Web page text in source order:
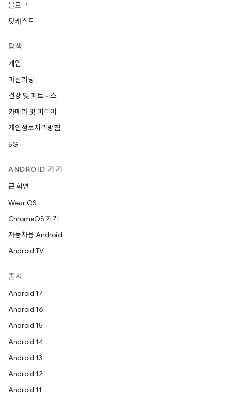
블로그
팟캐스트
탐색
게임
머신러닝
건강 및 피트니스
카메라 및 미디어
개인정보처리방침
5G
ANDROID 기기
큰 화면
Wear OS
ChromeOS 기기
자동차용 Android
Android TV
출시
Android 17
Android 16
Android 15
Android 14
Android 13
Android 12
Android 11